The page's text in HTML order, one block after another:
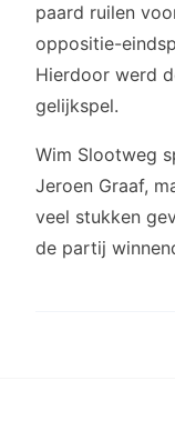
paard ruilen
oppositie-
Hierdoor werd
gelijkspel.
Wim Slootweg
Jeroen Graaf,
veel stukken
de partij